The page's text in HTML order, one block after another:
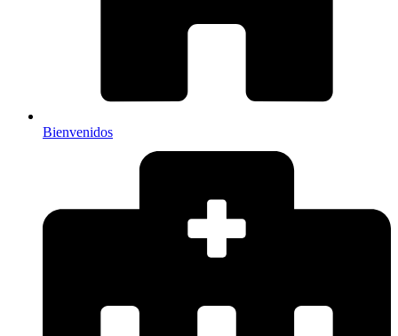
Bienvenidos